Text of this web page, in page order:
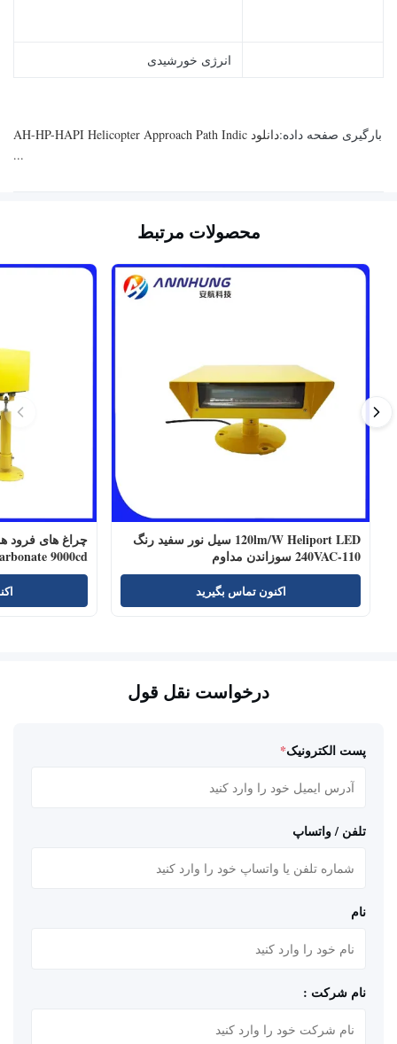
انرژی خورشیدی
بارگیری صفحه داده:
دانلود AH-HP-HAPI Helicopter Approach Path Indic
...
محصولات مرتبط
120lm/W Heliport LED سیل نور سفید رنگ
110-240VAC سوزاندن مداوم
اکنون تماس بگیرید
9000cd
درخواست نقل قول
پست الکترونیک*
تلفن / واتساپ
نام
نام شرکت :